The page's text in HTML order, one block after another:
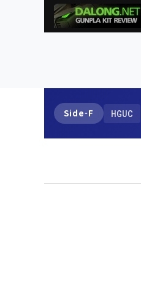
Side-F HGUC